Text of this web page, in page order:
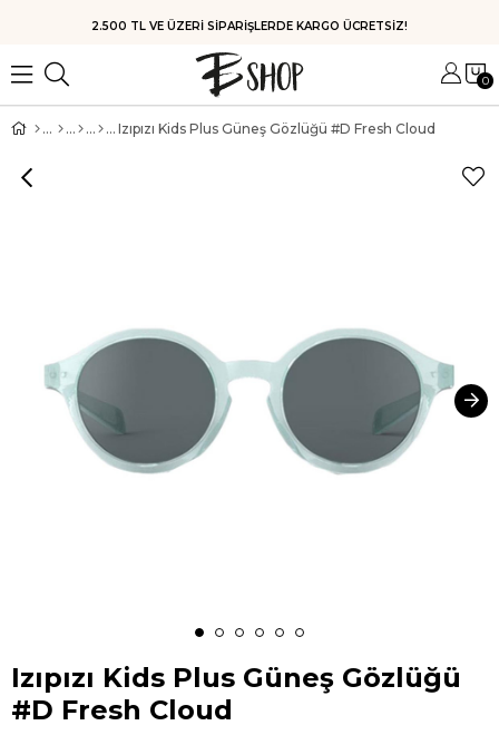
HIZLI KARGO
0
Izıpızı Kids Plus Güneş Gözlüğü #D Fresh Cloud
Izıpızı Kids Plus Güneş Gözlüğü
#D Fresh Cloud